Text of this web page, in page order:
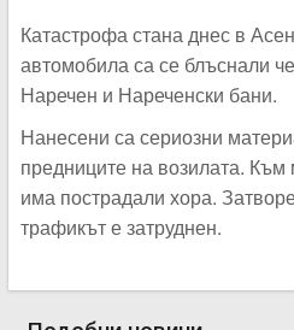
Катастрофа стана днес в
автомобила са се блъснали
Наречен и Нареченски бани.
Нанесени са сериозни
предниците на возилата.
има пострадали хора.
трафикът е затруднен.